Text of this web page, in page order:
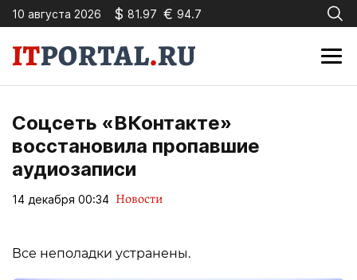
10 августа 2026 $ 81.97 € 94.7
Соцсеть «ВКонтакте»
восстановила пропавшие
аудиозаписи
14 декабря 00:34 Новости
Все неполадки устранены.